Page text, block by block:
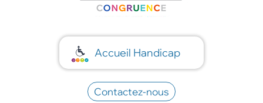
Accueil Handicap
Contactez-nous